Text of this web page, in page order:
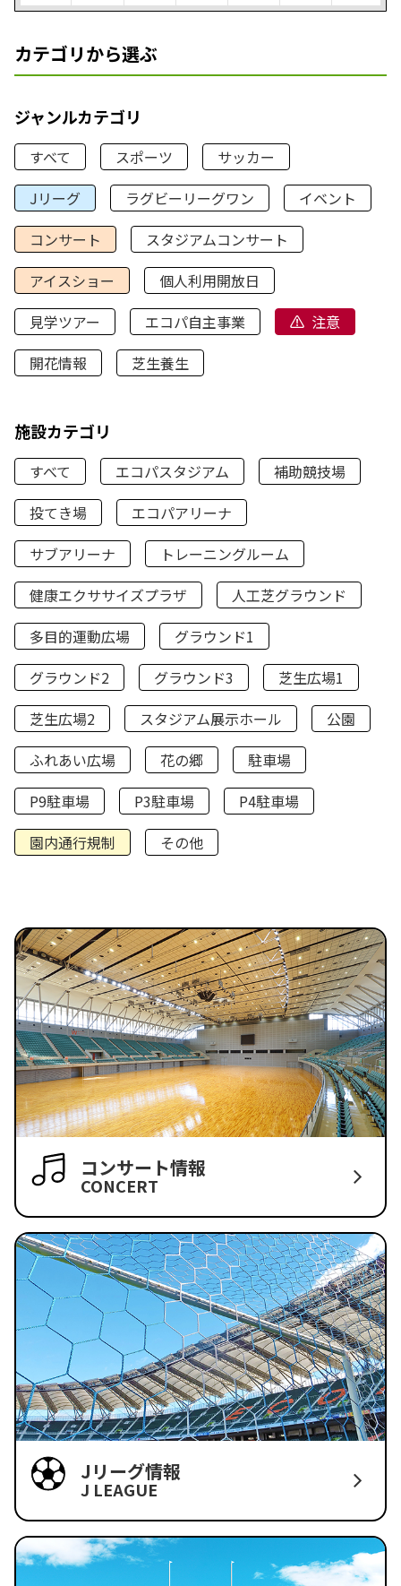
カテゴリから選ぶ
ジャンルカテゴリ
すべて スポーツ
サッカー
Jリーグ
ラグビーリーグワン
イベント
コンサート
スタジアムコンサート
アイスショー
個人利用開放日
見学ツアー
エコパ自主事業
注意
開花情報
芝生養生
施設カテゴリ
すべて エコパスタジアム
補助競技場
投てき場
エコパアリーナ
サブアリーナ
トレーニングルーム
健康エクササイズプラザ
人工芝グラウンド
多目的運動広場
グラウンド1
グラウンド2
グラウンド3
芝生広場1
芝生広場2
スタジアム展示ホール
公園
ふれあい広場
花の郷
駐車場
P9駐車場
P3駐車場
P4駐車場
園内通行規制
その他
コンサート情報
CONCERT
Jリーグ情報
J LEAGUE